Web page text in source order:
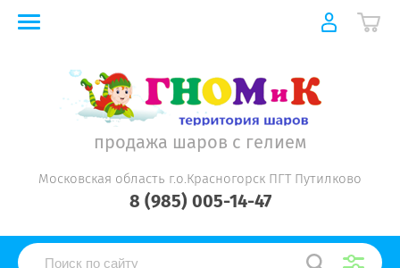
продажа шаров с гелием
Московская область г.о.Красногорск ПГТ Путилково
8 (985) 005-14-47